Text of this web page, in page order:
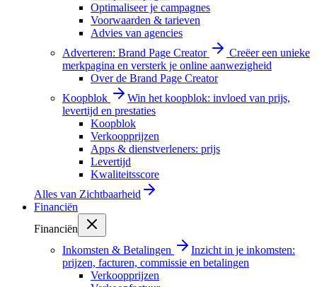
Optimaliseer je campagnes
Voorwaarden & tarieven
Advies van agencies
Adverteren: Brand Page Creator
Creëer een unieke
merkpagina en versterk je online aanwezigheid
Over de Brand Page Creator
Koopblok
Win het koopblok: invloed van prijs,
levertijd en prestaties
Koopblok
Verkoopprijzen
Apps & dienstverleners: prijs
Levertijd
Kwaliteitsscore
Alles van Zichtbaarheid
Financiën
Financiën
Inkomsten & Betalingen
Inzicht in je inkomsten:
prijzen, facturen, commissie en betalingen
Verkoopprijzen